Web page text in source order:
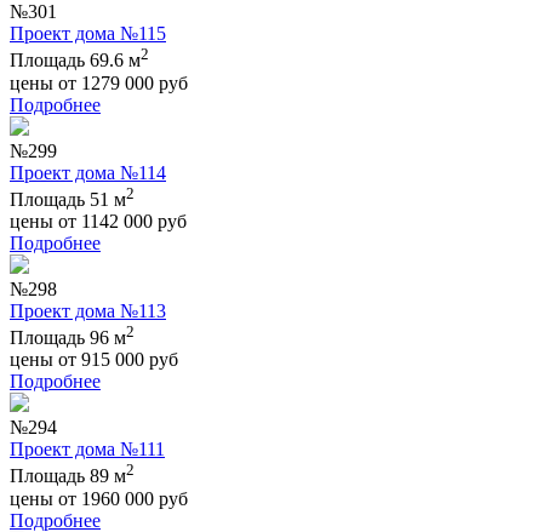
№301
Проект дома №115
Площадь 69.6 м2
цены от 1279 000 руб
Подробнее
№299
Проект дома №114
Площадь 51 м2
цены от 1142 000 руб
Подробнее
№298
Проект дома №113
Площадь 96 м2
цены от 915 000 руб
Подробнее
№294
Проект дома №111
Площадь 89 м2
цены от 1960 000 руб
Подробнее